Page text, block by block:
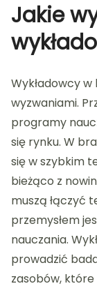
Jakie
Wykładowcy
wyzwaniami.
programy
się rynku. W
się w szybkim
bieżąco z
muszą łączyć
przemysłem
nauczania.
prowadzić
zasobów,